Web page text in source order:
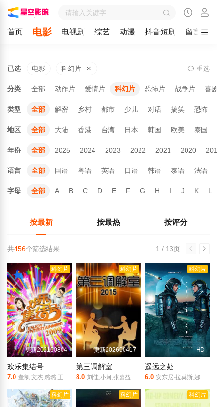
首页 电影 电视剧 综艺 动漫 抖音短剧 留言
已选 电影 科幻片 重选
分类 全部 动作片 爱情片 科幻片 恐怖片 战争片 喜
类型 全部 解密 乡村 都市 少儿 对话 搞笑 恐怖
地区 全部 大陆 香港 台湾 日本 韩国 欧美 泰国
年份 全部 2025 2024 2023 2022 2021 2020
语言 全部 国语 粤语 英语 日语 韩语 泰语 法语
字母 全部 A B C D E F G H I J K L
按最新 按最热 按评分
1 / 13页
共456个筛选结果
科幻片
更新202160804
欢乐集结号
7.0 董凯,文杰,璐璐,王旭,王群
科幻片
更新202600417
第三调解室
8.0 刘佳,小河,张嘉益
科幻片
HD
遥远之处
6.0 安东尼·拉莫斯,娜奥米·斯科特,克里斯托弗·海维尤,扎克瑞·昆图,Izzy Jones,Leon Nurse-Joseph,Milan Walls-Smith,Paisley Roemer
科幻片 科幻片 科幻片